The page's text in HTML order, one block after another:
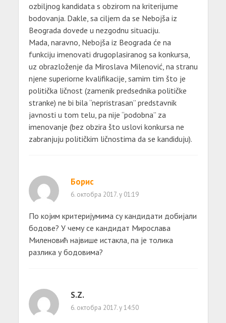
ozbiljnog kandidata s obzirom na kriterijume
bodovanja. Dakle, sa ciljem da se Nebojša iz
Beograda dovede u nezgodnu situaciju.
Mada, naravno, Nebojša iz Beograda će na
funkciju imenovati drugoplasiranog sa konkursa,
uz obrazloženje da Miroslava Milenović, na stranu
njene superiorne kvalifikacije, samim tim što je
politička ličnost (zamenik predsednika političke
stranke) ne bi bila “nepristrasan” predstavnik
javnosti u tom telu, pa nije “podobna” za
imenovanje (bez obzira što uslovi konkursa ne
zabranjuju političkim ličnostima da se kandiduju).
Борис
6. октобра 2017. у 01:19
По којим критеријумима су кандидати добијали
бодове? У чему се кандидат Мирослава
Миленовић највише истакла, па је толика
разлика у бодовима?
S.Z.
6. октобра 2017. у 14:50